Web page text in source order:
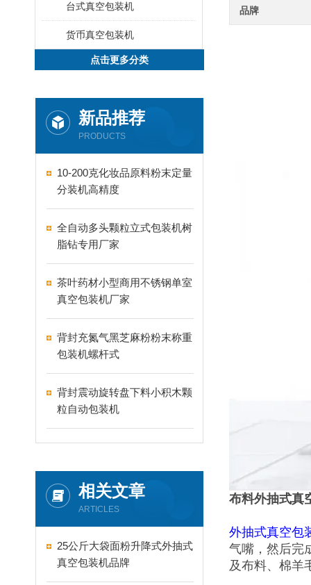
台式真空包装机
货币真空包装机
点击更多分类
新品推荐
PRODUCTS
10-200克化妆品原料粉末定量
分装机高精度
全自动多头颗粒立式包装机树
脂钻专用厂家
茶叶药材小型商用不锈钢单室
真空包装机厂家
背封充氮气黑芝麻粉粉末称重
包装机螺杆式
背封震动旋转盘下料小积木颗
粒自动包装机
相关文章
ARTICLES
25公斤大袋面粉升降式外抽式
真空包装机品牌
品牌
布料外抽式真
外抽式真空包
气嘴，然后完
及布料、棉羊